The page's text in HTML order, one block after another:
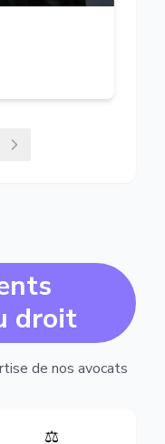
droit
de nos avocats
⚖️
en matière pénale,